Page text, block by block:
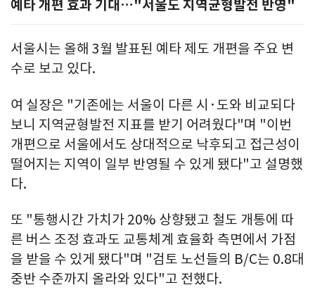
예타 개편 효과 기대…"서울도 지역균형발전 반영"
서울시는 올해 3월 발표된 예타 제도 개편을 주요 변
수로 보고 있다.
여 실장은 "기존에는 서울이 다른 시·도와 비교되다
보니 지역균형발전 지표를 받기 어려웠다"며 "이번
개편으로 서울에서도 상대적으로 낙후되고 접근성이
떨어지는 지역이 일부 반영될 수 있게 됐다"고 설명했
다.
또 "통행시간 가치가 20% 상향됐고 철도 개통에 따
른 버스 조정 효과도 교통체계 효율화 측면에서 가점
을 받을 수 있게 됐다"며 "검토 노선들의 B/C는 0.8대
중반 수준까지 올라와 있다"고 전했다.